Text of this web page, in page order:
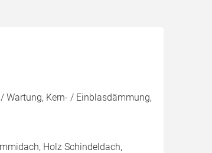
Wartung, Kern- / Einblasdämmung,
Holz Schindeldach,